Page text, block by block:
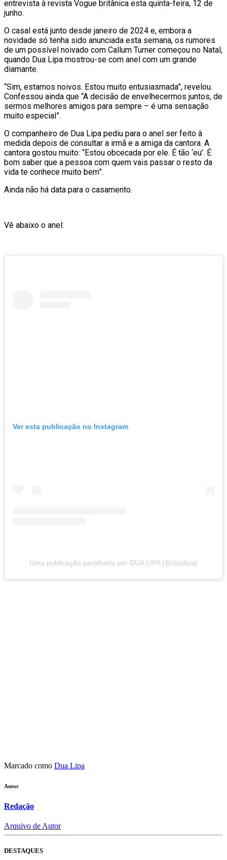
entrevista à revista Vogue britânica esta quinta-feira, 12 de
junho.
O casal está junto desde janeiro de 2024 e, embora a
novidade só tenha sido anunciada esta semana, os rumores
de um possível noivado com Callum Turner começou no Natal,
quando Dua Lipa mostrou-se com anel com um grande
diamante.
“Sim, estamos noivos. Estou muito entusiasmada”, revelou.
Confessou ainda que “A decisão de envelhecermos juntos, de
sermos melhores amigos para sempre – é uma sensação
muito especial”.
O companheiro de Dua Lipa pediu para o anel ser feito à
medida depois de consultar a irmã e a amiga da cantora. A
cantora gostou muito: “Estou obcecada por ele. É tão ‘eu’. É
bom saber que a pessoa com quem vais passar o resto da
vida te conhece muito bem”.
Ainda não há data para o casamento.
Vê abaixo o anel:
Ver esta publicação no Instagram
Uma publicação partilhada por DUA LIPA (@dualipa)
Marcado como Dua Lipa
Autor
Redação
Arquivo de Autor
DESTAQUES